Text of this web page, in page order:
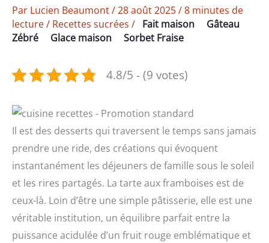
Par Lucien Beaumont/28 août 2025/8 minutes de
lecture/ Recettes sucrées / Fait maison
Gâteau
Zébré
Glace maison Sorbet Fraise
4.8/5 - (9 votes)
Il est des desserts qui traversent le temps sans jamais
prendre une ride, des créations qui évoquent
instantanément les déjeuners de famille sous le soleil
et les rires partagés. La tarte aux framboises est de
ceux-là. Loin d’être une simple pâtisserie, elle est une
véritable institution, un équilibre parfait entre la
puissance acidulée d’un fruit rouge emblématique et